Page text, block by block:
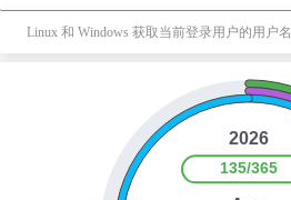
Linux 和 Windows 获取当前登录用户的用户名